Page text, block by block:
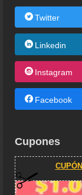
Twitter
Linkedin
Instagram
Facebook
Cupones